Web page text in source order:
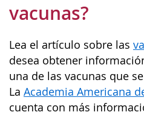
vacunas?
Lea el artículo sobre las
desea obtener
una de las vacunas que
La Academia Americana
cuenta con más